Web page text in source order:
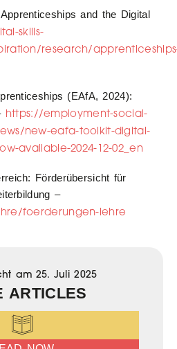
and the Digital
skills-
research/
(EAfA, 2024):
https://employment-social-
new-eafa-toolkit-digital-
available-2024-12-02_en
Förderübersicht für
–
foerderungen-lehre
am 25. Juli 2025
ARTICLES